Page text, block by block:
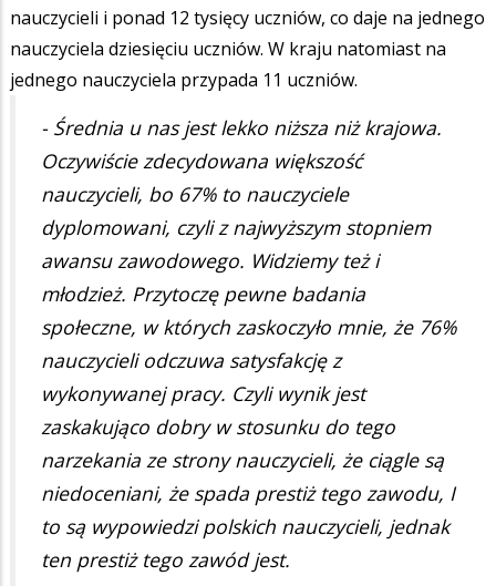
nauczycieli i ponad 12 tysięcy uczniów, co daje na jednego
nauczyciela dziesięciu uczniów. W kraju natomiast na
jednego nauczyciela przypada 11 uczniów.
- Średnia u nas jest lekko niższa niż krajowa.
Oczywiście zdecydowana większość
nauczycieli, bo 67% to nauczyciele
dyplomowani, czyli z najwyższym stopniem
awansu zawodowego. Widziemy też i
młodzież. Przytoczę pewne badania
społeczne, w których zaskoczyło mnie, że 76%
nauczycieli odczuwa satysfakcję z
wykonywanej pracy. Czyli wynik jest
zaskakująco dobry w stosunku do tego
narzekania ze strony nauczycieli, że ciągle są
niedoceniani, że spada prestiż tego zawodu, I
to są wypowiedzi polskich nauczycieli, jednak
ten prestiż tego zawód jest.